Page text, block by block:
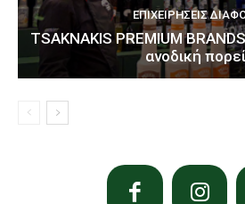
ΕΠΙΧΕΙΡΉΣΕΙΣ
TSAKNAKIS PREMIUM
ανοδική